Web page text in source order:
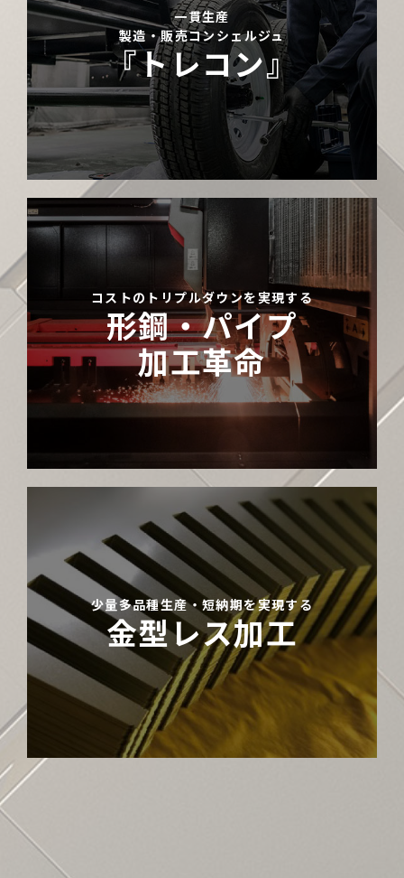
一貫生産
製造・販売コンシェルジュ
『トレコン』
コストのトリプルダウンを実現する
形鋼・パイプ
加工革命
少量多品種生産・短納期を実現する
金型レス加工